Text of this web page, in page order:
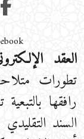
العقد
تطورات
رافقها
السند